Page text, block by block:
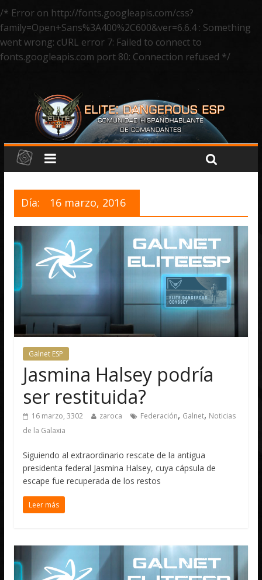
/* Error on http://fonts.googleapis.com/css?
family=Open+Sans%3A400%2C600&ver=6.6.4 : Something
went wrong: cURL error 7: Failed to connect to
fonts.googleapis.com port 80: Connection refused */
Día: 16 marzo, 2016
Galnet ESP
Jasmina Halsey podría
ser restituida?
16 marzo, 3302 zaroca Federación, Galnet, Noticias
de la Galaxia
Siguiendo al extraordinario rescate de la antigua
presidenta federal Jasmina Halsey, cuya cápsula de
escape fue recuperada de los restos
Leer más